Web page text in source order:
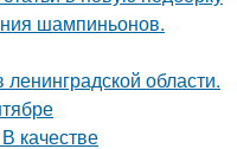
шампиньонов.
области.
качестве